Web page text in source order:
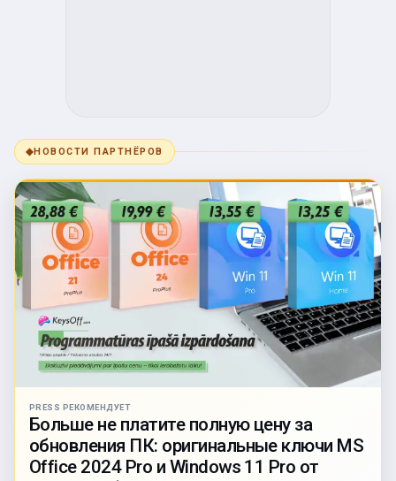
◆НОВОСТИ ПАРТНЁРОВ
PRESS РЕКОМЕНДУЕТ
Больше не платите полную цену за
обновления ПК: оригинальные ключи MS
Office 2024 Pro и Windows 11 Pro от